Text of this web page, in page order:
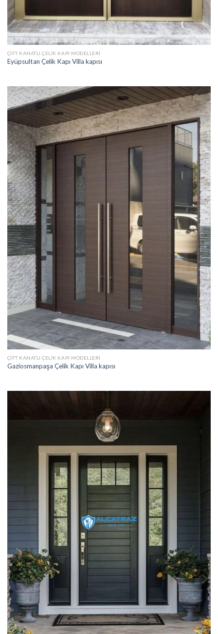
ÇIFT KANATLI ÇELIK KAPI MODELLERI
Eyüpsultan Çelik Kapı Villa kapısı
ÇIFT KANATLI ÇELIK KAPI MODELLERI
Gaziosmanpaşa Çelik Kapı Villa kapısı